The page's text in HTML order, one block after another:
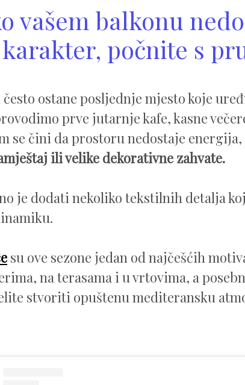
vašem balkonu
karakter, počnite s
često ostane posljednje mjesto koje
prve jutarnje kafe, kasne
se čini da prostoru nedostaje energija,
ili velike dekorativne zahvate.
je dodati nekoliko tekstilnih detalja
su ove sezone jedan od najčešćih
na terasama i u vrtovima, a
stvoriti opuštenu mediteransku